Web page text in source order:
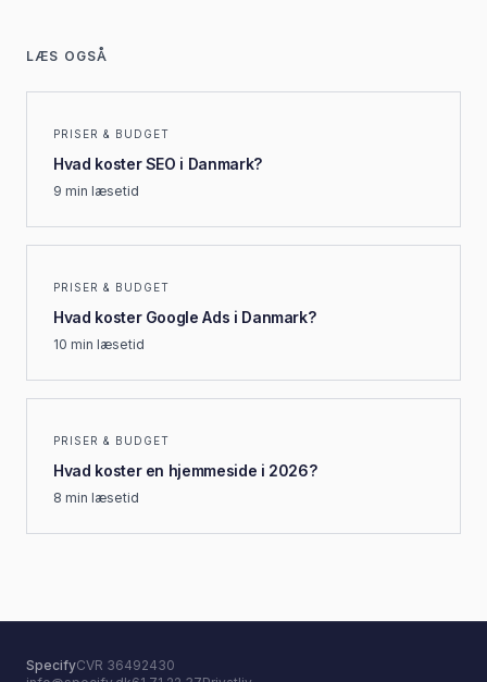
LÆS OGSÅ
PRISER & BUDGET
Hvad koster SEO i Danmark?
9 min læsetid
PRISER & BUDGET
Hvad koster Google Ads i Danmark?
10 min læsetid
PRISER & BUDGET
Hvad koster en hjemmeside i 2026?
8 min læsetid
SpecifyCVR 36492430